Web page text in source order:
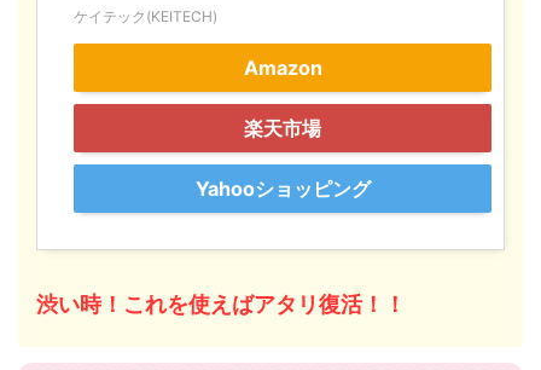
ケイテック(KEITECH)
Amazon
楽天市場
Yahooショッピング
渋い時！これを使えばアタリ復活！！